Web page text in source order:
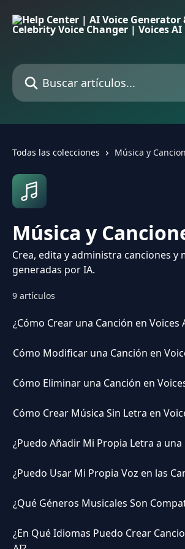
Buscar artículos...
Todas las colecciones Música y
Música y
Crea, edita y administra canciones y
generadas por IA.
9 artículos
¿Cómo Crear una Canción en Voices
Cómo Modificar una Canción en
Cómo Eliminar una Canción en
Cómo Crear Música Sin Letra en
¿Puedo Añadir Mi Propia Letra a una
¿Puedo Usar Mi Propia Voz en las
¿Qué Géneros Musicales Son
¿En Qué Idiomas Puedo Crear